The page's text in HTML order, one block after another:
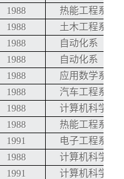
1988
热能工程系
1988
土木工程系
1988
自动化系
1988
自动化系
1988
应用数学系
1988
汽车工程系
1988 计算机科学与
1988
热能工程系
1991 电子工程系
1988
计算机科学与
1991 计算机科学与